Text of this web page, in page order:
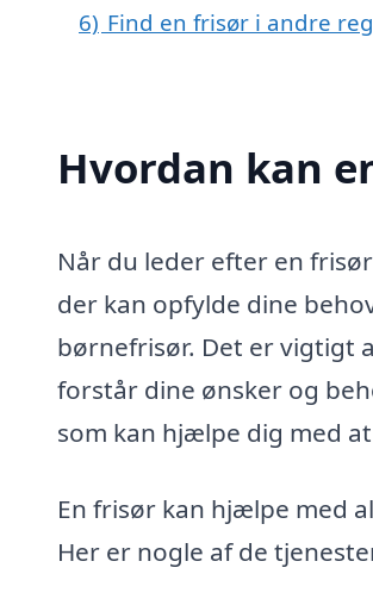
6) Find en frisør i andre
Hvordan kan
Når du leder efter en
der kan opfylde dine
børnefrisør. Det er vigtigt
forstår dine ønsker og
som kan hjælpe dig med
En frisør kan hjælpe med
Her er nogle af de